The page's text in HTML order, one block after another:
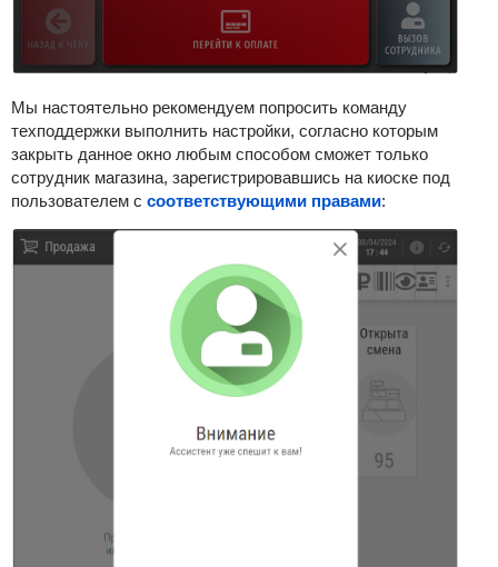
Мы настоятельно рекомендуем попросить команду
техподдержки выполнить настройки, согласно которым
закрыть данное окно любым способом сможет только
сотрудник магазина, зарегистрировавшись на киоске под
пользователем с соответствующими правами: